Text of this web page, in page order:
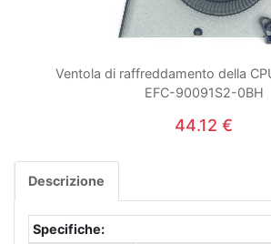
Ventola di raffreddamento della
EFC-90091S2-0BH
44.12 €
Descrizione
Specifiche: